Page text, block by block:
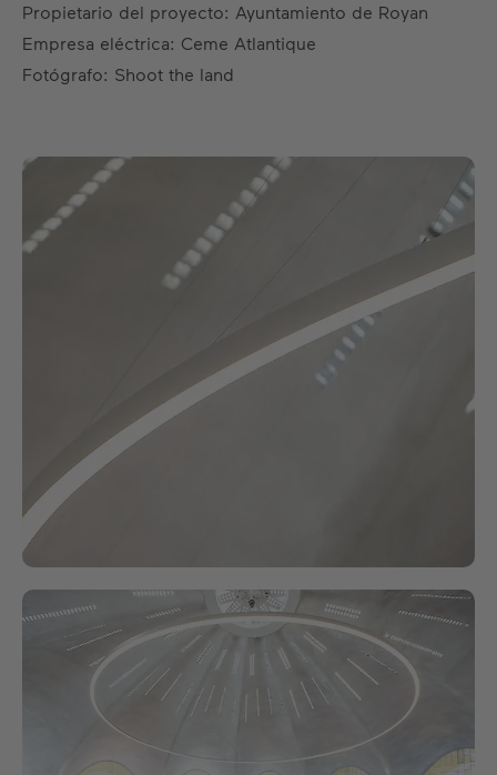
Propietario del proyecto: Ayuntamiento de Royan
Empresa eléctrica: Ceme Atlantique
Fotógrafo: Shoot the land